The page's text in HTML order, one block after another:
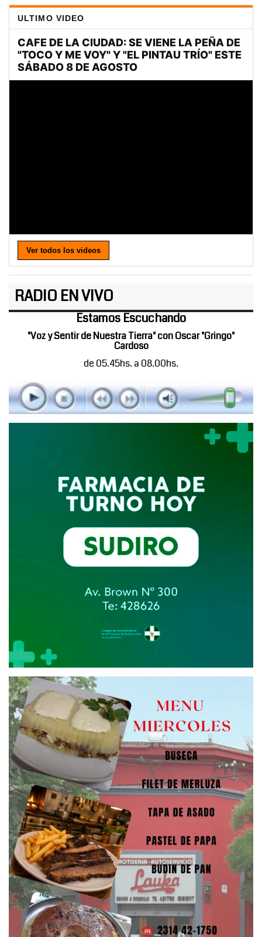
ULTIMO VIDEO
Ver todos los videos
RADIO EN VIVO
Estamos Escuchando
"Voz y Sentir de Nuestra Tierra" con Oscar "Gringo"
Cardoso
de 05.45hs. a 08.00hs.